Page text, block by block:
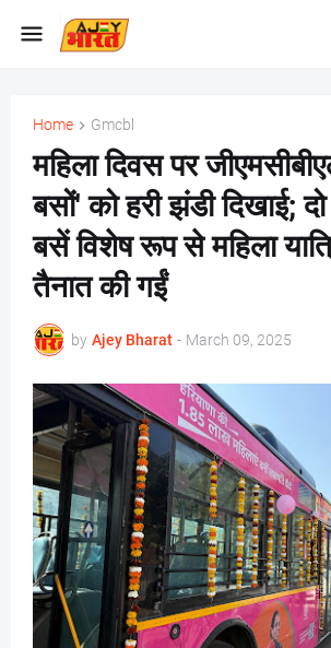
Home Gmcbl
महिला दिवस पर
बसों' को हरी झंडी दिखाई;
बसें विशेष रूप से महिला
तैनात की गईं
by Ajey Bharat - March 09, 2025